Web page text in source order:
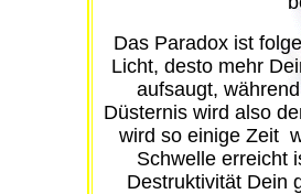
Das Paradox ist
Licht, desto mehr
aufsaugt,
Düsternis wird also
wird so einige Zeit
Schwelle erreicht
Destruktivität Dein